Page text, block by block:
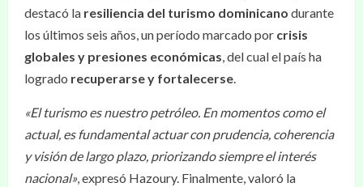
destacó la resiliencia del turismo dominicano durante
los últimos seis años, un período marcado por crisis
globales y presiones económicas, del cual el país ha
logrado recuperarse y fortalecerse.
«El turismo es nuestro petróleo. En momentos como el
actual, es fundamental actuar con prudencia, coherencia
y visión de largo plazo, priorizando siempre el interés
nacional», expresó Hazoury. Finalmente, valoró la